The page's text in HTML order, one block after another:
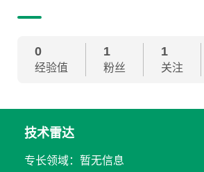
0
经验值
1
粉丝
1
关注
技术雷达
专长领域：暂无信息